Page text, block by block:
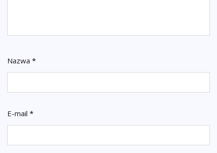
Nazwa *
E-mail *